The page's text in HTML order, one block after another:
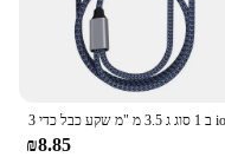
₪8.85